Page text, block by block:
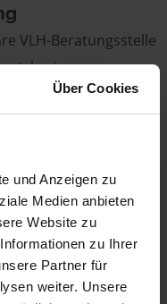
Über Cookies
und Anzeigen zu
Medien anbieten
Website zu
zu Ihrer
Partner für
weiter. Unsere
VLH-Beratungsstelle
sich nach Ihren